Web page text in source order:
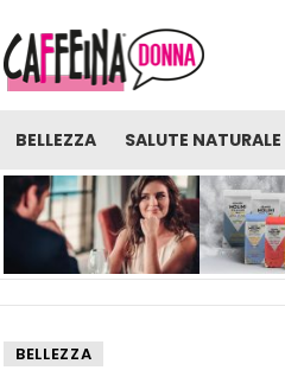
BELLEZZA SALUTE NATURALE
NOVITÀ
PER UNA VERA RELAZIONE
DEGLI ADULTI?
BELLEZZA